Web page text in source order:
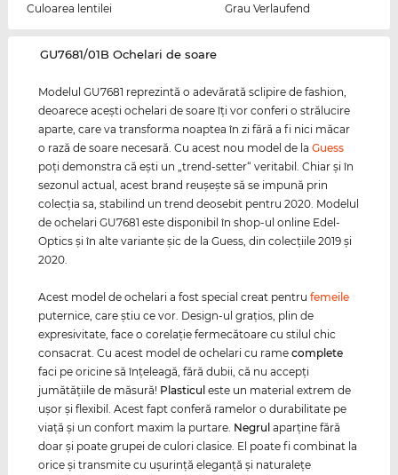
Culoarea lentilei
Grau Verlaufend
‌GU7681/01B Ochelari de soare
Modelul GU7681 reprezintă o adevărată sclipire de fashion,
deoarece aceşti ochelari de soare îţi vor conferi o strălucire
aparte, care va transforma noaptea în zi fără a fi nici măcar
o rază de soare necesară. Cu acest nou model de laGuess
poţi demonstra că eşti un „trend-setter“ veritabil. Chiar şi în
sezonul actual, acest brand reuşeşte să se impună prin
colecţia sa, stabilind un trend deosebit pentru 2020. Modelul
de ochelari GU7681 este disponibil în shop-ul online Edel-
Optics şi în alte variante şic de la Guess, din colecţiile 2019 şi
2020.
Acest model de ochelari a fost special creat pentrufemeile
puternice, care ştiu ce vor. Design-ul graţios, plin de
expresivitate, face o corelaţie fermecătoare cu stilul chic
consacrat. Cu acest model de ochelari cu ramecomplete
faci pe oricine să înţeleagă, fără dubii, că nu accepţi
jumătăţiile de măsură! Plasticul este un material extrem de
uşor şi flexibil. Acest fapt conferă ramelor o durabilitate pe
viaţă şi un confort maxim la purtare. Negrul aparţine fără
doar şi poate grupei de culori clasice. El poate fi combinat la
orice şi transmite cu uşurinţă eleganţă şi naturaleţe